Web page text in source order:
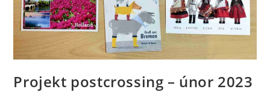
Projekt postcrossing – únor 2023